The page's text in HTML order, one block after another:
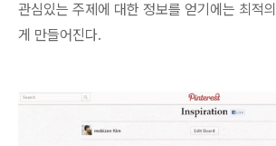
관심있는 주제에 대한 정보를 얻기에는 최적
게 만들어진다.